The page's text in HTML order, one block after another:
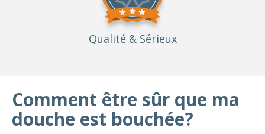
Qualité & Sérieux
Comment être sûr que ma
douche est bouchée?